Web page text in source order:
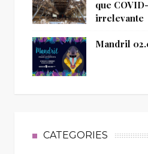
que
irrelevante
Mandril
CATEGORIES